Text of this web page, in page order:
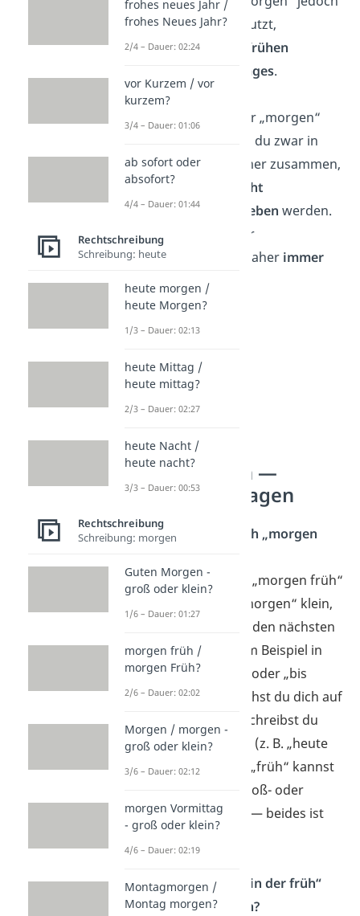
alsSubstantivbenutzt,
beschreibt es den
frühen
Vormittag eines Tages.
Die Wörter „morgen“
und „früh“ benutzt du zwar in
dem Ausdruck immer zusammen,
sie dürfen aber
nicht
zusammengeschrieben werden.
„Morgenfrüh
“ oder
„morgenfrüh “ ist daher immer
falsch
morgen früh —
häufigste Fragen
Wie schreibe ich „morgen
Beim Ausdruck „morgen früh“
schreibst du „morgen“ klein,
wenn du damit den nächsten
Tag meinst. Zum Beispiel in
„morgen früh“ oder „bis
morgen“. Beziehst du dich auf
die Tageszeit, schreibst du
„Morgen“ groß (z. B. „heute
Morgen“). Das „früh“ kannst
du hingegen groß- oder
kleinschreiben — beides ist
Schreibt man „in der früh“
groß oder klein?
frohes neues Jahr /
frohes Neues Jahr?
2/4 – Dauer: 02:24
vor Kurzem / vor
kurzem?
3/4 – Dauer: 01:06
ab sofort oder
absofort?
4/4 – Dauer: 01:44
Rechtschreibung
Schreibung: heute
heute morgen /
heute Morgen?
1/3 – Dauer: 02:13
heute Mittag /
heute mittag?
2/3 – Dauer: 02:27
heute Nacht /
heute nacht?
3/3 – Dauer: 00:53
Rechtschreibung
Schreibung: morgen
Guten Morgen -
groß oder klein?
1/6 – Dauer: 01:27
morgen früh /
morgen Früh?
2/6 – Dauer: 02:02
Morgen / morgen -
groß oder klein?
3/6 – Dauer: 02:12
morgen Vormittag
- groß oder klein?
4/6 – Dauer: 02:19
Montagmorgen /
Montag morgen?